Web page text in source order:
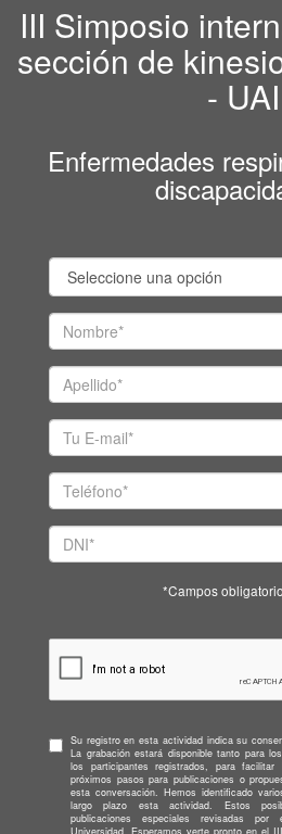
III Simposio
sección de
- UAI
Enfermedades
*Campos
Su registro en esta actividad indica su
La grabación estará disponible tanto para
los participantes registrados, para facilitar
próximos pasos para publicaciones o
esta conversación. Hemos identificado
largo plazo esta actividad. Estos
publicaciones especiales revisadas por